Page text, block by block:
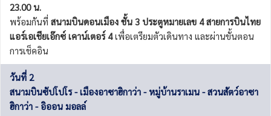
23.00 น.
พร้อมกันที่ สนามบินดอนเมือง ชั้น 3 ประตูหมายเลข 4 สายการบินไทย
แอร์เอเชียเอ๊กซ์ เคาน์เตอร์ 4เพื่อเตรียมตัวเดินทาง และผ่านขั้นตอน
การเช็คอิน
วันที่ 2
สนามบินซัปโปโร - เมืองอาซาฮิกาว่า - หมู่บ้านราเมน - สวนสัตว์อาซา
ฮิกาว่า - อิออน มอลล์